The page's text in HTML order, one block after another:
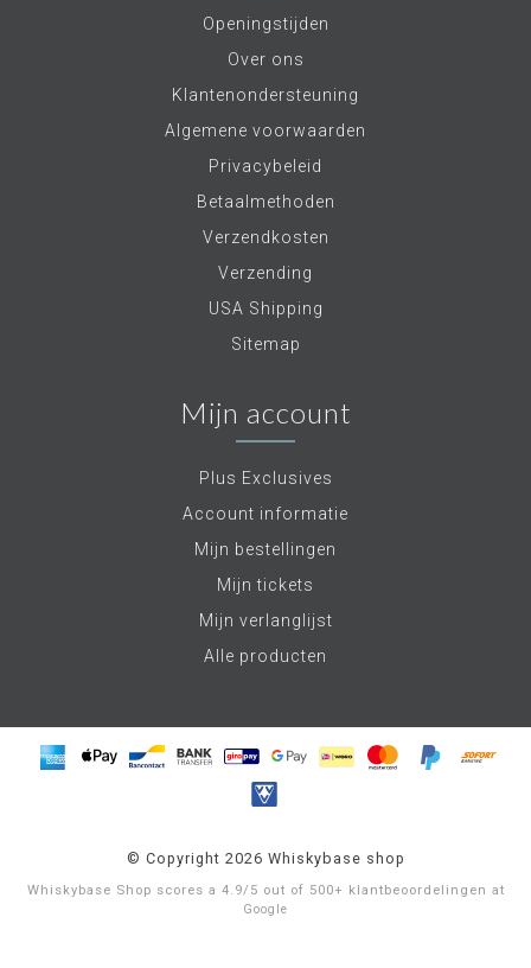
Openingstijden
Over ons
Klantenondersteuning
Algemene voorwaarden
Privacybeleid
Betaalmethoden
Verzendkosten
Verzending
USA Shipping
Sitemap
Mijn account
Plus Exclusives
Account informatie
Mijn bestellingen
Mijn tickets
Mijn verlanglijst
Alle producten
© Copyright 2026 Whiskybase shop
Whiskybase Shop scores a 4.9/ 5 out of 500+ klantbeoordelingen at
Google